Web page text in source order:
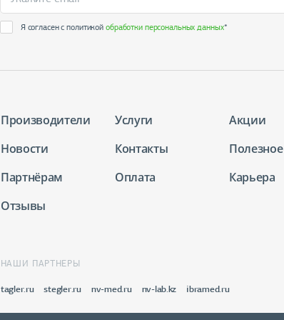
Я согласен с политикойобработки персональных данных*
Производители Услуги
Акции
Новости
Контакты
Полезное
Партнёрам
Оплата
Карьера
Отзывы
НАШИ ПАРТНЕРЫ
tagler.ru stegler.ru nv-med.ru nv-lab.kz ibramed.ru